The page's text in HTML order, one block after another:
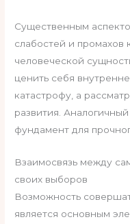
Существенным
слабостей и промахов
человеческой
ценить себя
катастрофу, а
развития.
фундамент для
Взаимосвязь между
своих выборов
Возможность
является основным